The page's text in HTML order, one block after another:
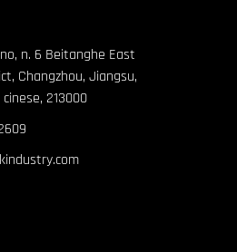
n. 6 Beitanghe East
Changzhou, Jiangsu,
213000